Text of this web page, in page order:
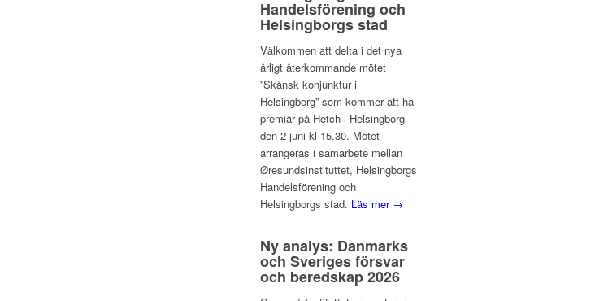
Handelsförening och
Helsingborgs stad
Välkommen att delta i det nya
årligt återkommande mötet
”Skånsk konjunktur i
Helsingborg” som kommer att ha
premiär på Hetch i Helsingborg
den 2 juni kl 15.30. Mötet
arrangeras i samarbete mellan
Øresundsinstituttet, Helsingborgs
Handelsförening och
Helsingborgs stad. Läs mer →
Ny analys: Danmarks
och Sveriges försvar
och beredskap 2026